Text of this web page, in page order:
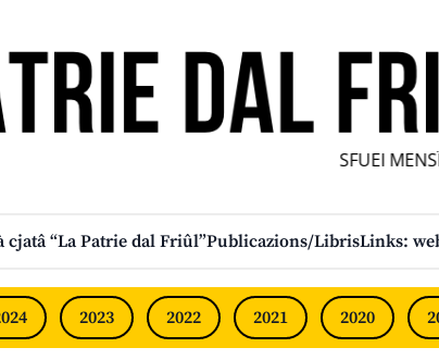
SFUEI
cjatâ “La Patrie dal Friûl”Publicazions/LibrisLinks:
2023 2022 2021 2020